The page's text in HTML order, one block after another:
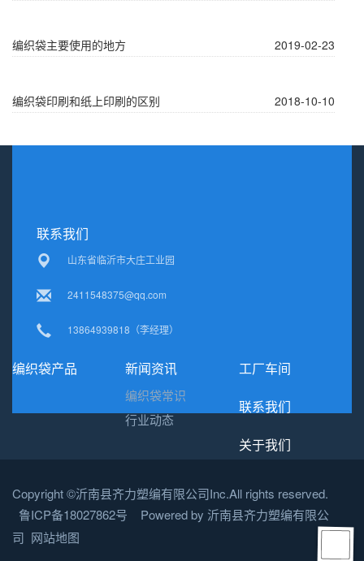
编织袋主要使用的地方 2019-02-23
编织袋印刷和纸上印刷的区别 2018-10-10
联系我们
山东省临沂市大庄工业园
2411548375@qq.com
13864939818（李经理）
编织袋产品 新闻资讯
编织袋常识
行业动态
工厂车间
联系我们
关于我们
Copyright ©沂南县齐力塑编有限公司Inc.All rights reserved.
鲁ICP备18027862号 Powered by 沂南县齐力塑编有限公
司 网站地图